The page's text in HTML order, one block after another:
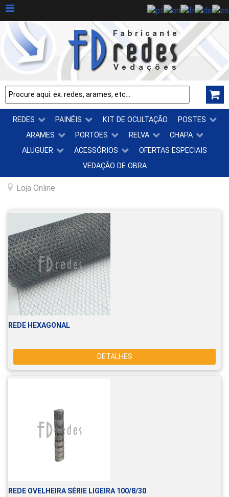
REDES PAINÉIS KIT DE OCULTAÇÃO
POSTES
ARAMES
PORTÕES RELVA
CHAPA
ALUGUER
ACESSÓRIOS
OFERTAS ESPECIAIS
VEDAÇÃO DE OBRA
Loja Online
REDE HEXAGONAL
DETALHES
REDE OVELHEIRA SÉRIE LIGEIRA 100/8/30